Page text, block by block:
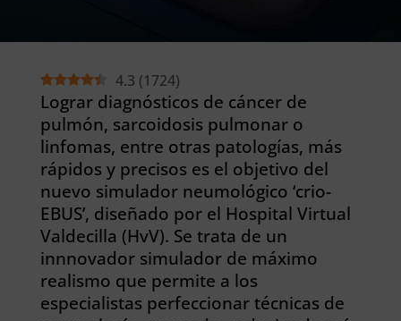
4.3 (1724)
Lograr diagnósticos de cáncer de
pulmón, sarcoidosis pulmonar o
linfomas, entre otras patologías, más
rápidos y precisos es el objetivo del
nuevo simulador neumológico ‘crio-
EBUS’, diseñado por el Hospital Virtual
Valdecilla (HvV). Se trata de un
innnovador simulador de máximo
realismo que permite a los
especialistas perfeccionar técnicas de